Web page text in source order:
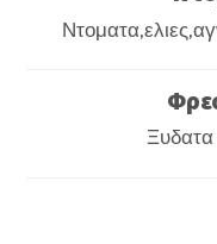
Ξυδατα